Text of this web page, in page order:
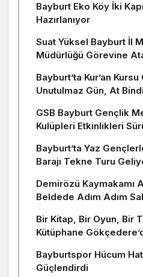
Bayburt Eko Köy İki
Hazırlanıyor
Suat Yüksel Bayburt İl
Müdürlüğü Görevine
Bayburt’ta Kur’an
Unutulmaz Gün, At
GSB Bayburt Gençlik
Kulüpleri Etkinlikleri
Bayburt’ta Yaz
Barajı Tekne Turu
Demirözü Kaymakamı
Beldede Adım Adım
Bir Kitap, Bir Oyun, Bir
Kütüphane
Bayburtspor Hücum
Güçlendirdi